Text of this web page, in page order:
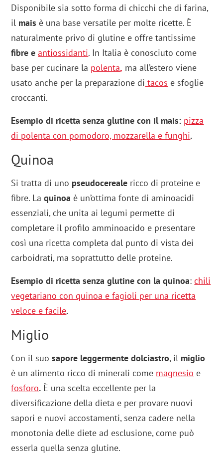
Disponibile sia sotto forma di chicchi che di farina,
il mais è una base versatile per molte ricette. È
naturalmente privo di glutine e offre tantissime
fibre eantiossidanti. In Italia è conosciuto come
base per cucinare la polenta, ma all’estero viene
usato anche per la preparazione di tacos e sfoglie
croccanti.
Esempio di ricetta senza glutine con il mais: pizza
di polenta con pomodoro, mozzarella e funghi.
Quinoa
Si tratta di uno pseudocereale ricco di proteine e
fibre. Laquinoa è un’ottima fonte di aminoacidi
essenziali, che unita ai legumi permette di
completare il profilo amminoacido e presentare
così una ricetta completa dal punto di vista dei
carboidrati, ma soprattutto delle proteine.
Esempio di ricetta senza glutine con la quinoa:chili
vegetariano con quinoa e fagioli per una ricetta
veloce e facile.
Miglio
Con il suosapore leggermente dolciastro, il miglio
è un alimento ricco di minerali come magnesio e
fosforo. È una scelta eccellente per la
diversificazione della dieta e per provare nuovi
sapori e nuovi accostamenti, senza cadere nella
monotonia delle diete ad esclusione, come può
esserla quella senza glutine.